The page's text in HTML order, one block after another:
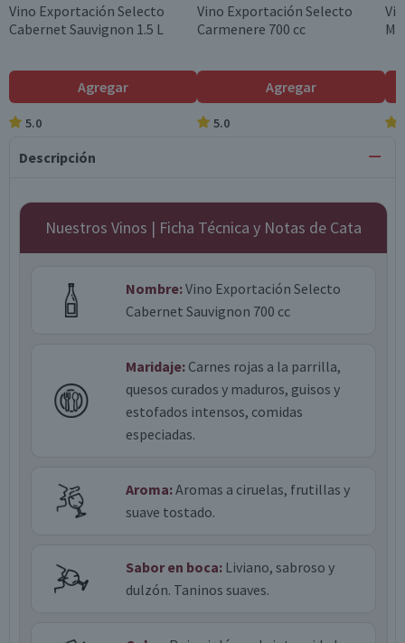
Vino Exportación Selecto
Cabernet Sauvignon 1.5 L
Agregar
5.0
Vino Exportación Selecto
Carmenere 700 cc
Agregar
5.0
Descripción
Nuestros Vinos | Ficha Técnica y Notas de Cata
Nombre:Vino Exportación Selecto
Cabernet Sauvignon 700 cc
Maridaje: Carnes rojas a la parrilla,
quesos curados y maduros, guisos y
estofados intensos, comidas
especiadas.
Aroma:Aromas a ciruelas, frutillas y
suave tostado.
Sabor en boca: Liviano, sabroso y
dulzón. Taninos suaves.